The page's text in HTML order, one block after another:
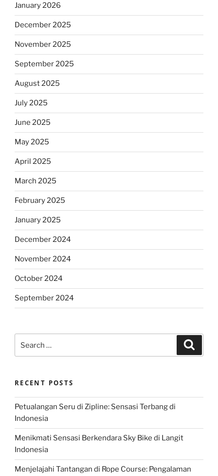
January 2026
December 2025
November 2025
September 2025
August 2025
July 2025
June 2025
May 2025
April 2025
March 2025
February 2025
January 2025
December 2024
November 2024
October 2024
September 2024
for:
RECENT POSTS
Petualangan Seru di Zipline: Sensasi Terbang di
Indonesia
Menikmati Sensasi Berkendara Sky Bike di Langit
Indonesia
Menjelajahi Tantangan di Rope Course: Pengalaman